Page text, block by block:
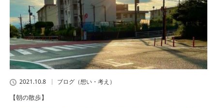
2021.10.8 ブログ（想い・考え）
【朝の散歩】